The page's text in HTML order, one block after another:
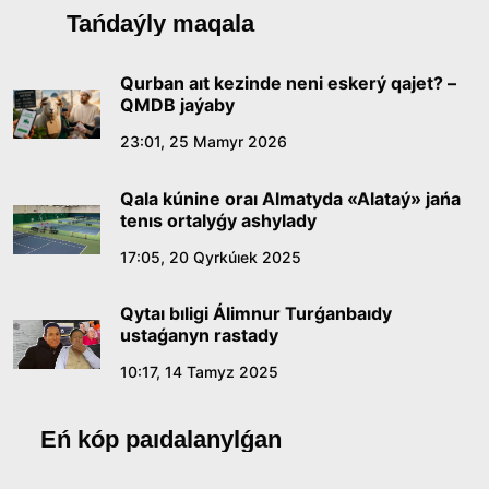
Qazaq tilindegi «qut» konseptisiniń
lıngvomádenı sıpaty
09:21, 21 Shilde 2026
Abaıdyń adam tárbıesi týraly kózqarastarynyń
18:59, 20 Shilde 2026
Jasandy ıntellekt: adamzattyń kómekshisi me,
18:16, 20 Shilde 2026
jetistikteri men damý baǵyty
Tańdaýly maqala
Qurban aıt kezinde neni eskerý qajet? –
QMDB jaýaby
23:01, 25 Mamyr 2026
Qala kúnine oraı Almatyda «Alataý» jańa
tenıs ortalyǵy ashylady
17:05, 20 Qyrkúıek 2025
Qytaı bıligi Álimnur Turǵanbaıdy
ustaǵanyn rastady
10:17, 14 Tamyz 2025
Eń kóp paıdalanylǵan